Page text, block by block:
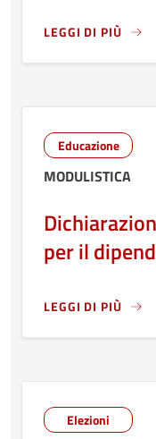
LEGGI DI PIÙ
LEGGI ANCORA
Educazione
MODULISTICA
per il
LEGGI DI PIÙ
LEGGI ANCORA
Elezioni